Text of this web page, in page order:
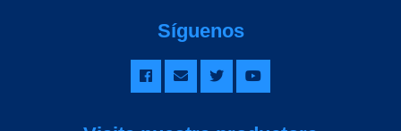
Síguenos